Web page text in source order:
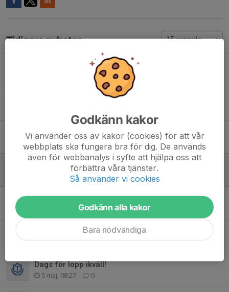
Tidigare nyheter
Inför Söderköping 16/5
3
Inte träning imorgon
Avslutning i Söderköping 16/6
7 jun, 19:47
Tjalvespelen, lördag
2 jun, 13:30 0
Funktionärer Tjalvespelen
27 maj, 13:43 0
Tjalvestugan på lördagförmiddag!
Dags för lopp ikväll!
5 maj, 08:27 0
Godkänn kakor
Vi använder oss av kakor (cookies) för att vår
webbplats ska fungera bra för dig. De används
även för webbanalys i syfte att hjälpa oss att
förbättra våra tjänster.
Så använder vi cookies
Godkänn alla kakor
Bara nödvändiga